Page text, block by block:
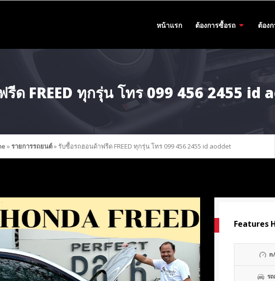
หน้าแรก ต้องการซื้อรถ ต้อง
ด FREED ทุกรุ่น โทร 099 456 2455 id
»รายการรถยนต์» รับซื้อรถฮอนด้าฟรีด FREED ทุกรุ่น โทร 099 456 2455 id aoddet
Features
รถ